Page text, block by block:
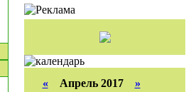
«Апрель 2017 »